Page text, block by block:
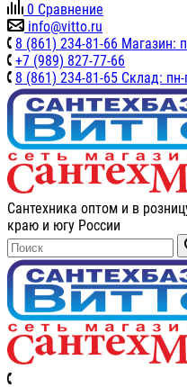
0 Сравнение
info@vitto.ru
8 (861) 234-81-66 Магазин:
+7 (989) 827-77-66
8 (861) 234-81-65 Склад:
Сантехника оптом и в
краю и югу России